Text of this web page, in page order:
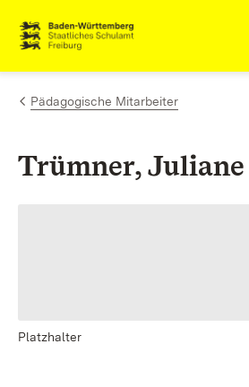
Zum Inhalt springen
Link zur Startseite
Pädagogische Mitarbeiter
Trümner, Juliane
Platzhalter